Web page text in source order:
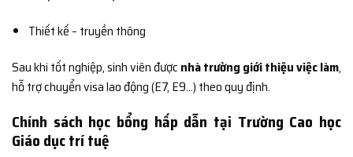
Thiết kế – truyền thông
Sau khi tốt nghiệp, sinh viên được nhà trường giới thiệu việc làm,
hỗ trợ chuyển visa lao động (E7, E9…) theo quy định.
Chính sách học bổng hấp dẫn tại Trường Cao học
Giáo dục trí tuệ